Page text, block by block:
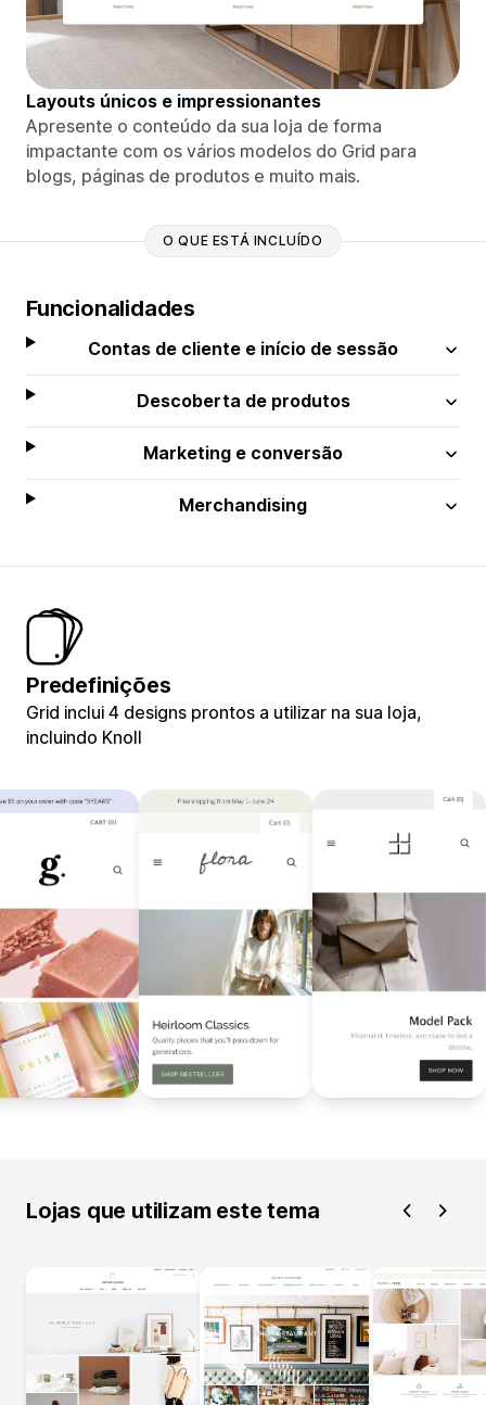
Layouts únicos e impressionantes
Apresente o conteúdo da sua loja de forma
impactante com os vários modelos do Grid para
blogs, páginas de produtos e muito mais.
O QUE ESTÁ INCLUÍDO
Funcionalidades
Contas de cliente e início de sessão
Descoberta de produtos
Marketing e conversão
Merchandising
Predefinições
Grid inclui 4 designs prontos a utilizar na sua loja,
incluindo Knoll
Lojas que utilizam este tema